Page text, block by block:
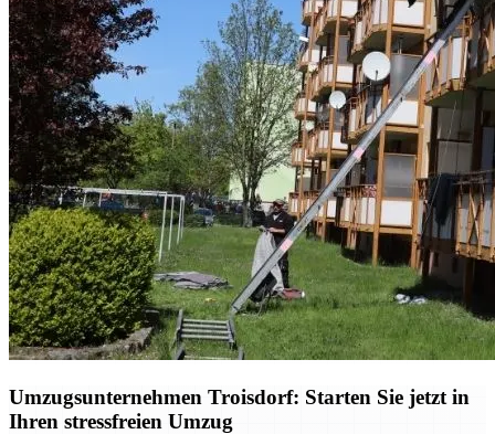
Umzugsunternehmen Troisdorf: Starten Sie jetzt in
Ihren stressfreien Umzug